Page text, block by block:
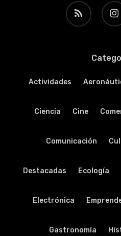
RSS
Actividades
Ciencia Cine
Comunicación
Destacadas Ecología
Electrónica
Gastronomía